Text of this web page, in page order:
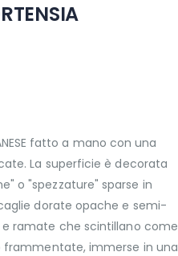
fatto a mano con una
La superficie è decorata
o "spezzature" sparse in
dorate opache e semi-
ramate che scintillano come
frammentate, immerse in una